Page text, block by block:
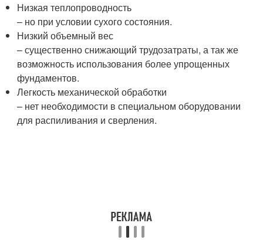
Низкая теплопроводность
– но при условии сухого состояния.
Низкий объемный вес
– существенно снижающий трудозатраты, а так же
возможность использования более упрощенных
фундаментов.
Легкость механической обработки
– нет необходимости в специальном оборудовании
для распиливания и сверления.